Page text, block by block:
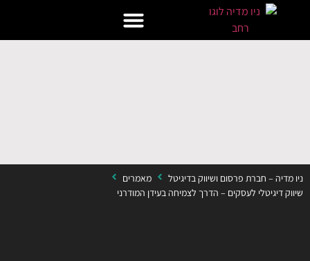
ניו מדיה – חברת פרסום ושיווק בדיגיטל
מאמרים
שיווק דיגיטלי לעסקים – הדרך לצמיחה בעידן המודרני